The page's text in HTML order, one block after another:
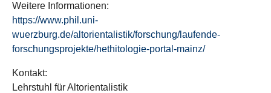
Weitere Informationen:
https://www.phil.uni-
wuerzburg.de/altorientalistik/forschung/laufende-
forschungsprojekte/hethitologie-portal-mainz/
Kontakt:
Lehrstuhl für Altorientalistik